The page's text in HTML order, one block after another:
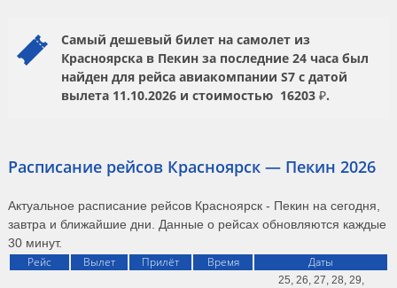
Самый дешевый билет на самолет из
Красноярска в Пекин за последние 24 часа был
найден для рейса авиакомпании S7 с датой
вылета 11.10.2026 и стоимостью 16203 ₽.
Расписание рейсов Красноярск — Пекин 2026
Актуальное расписание рейсов Красноярск - Пекин на сегодня,
завтра и ближайшие дни. Данные о рейсах обновляются каждые
30 минут.
Рейс Вылет Прилёт Время Даты
25, 26, 27, 28, 29,